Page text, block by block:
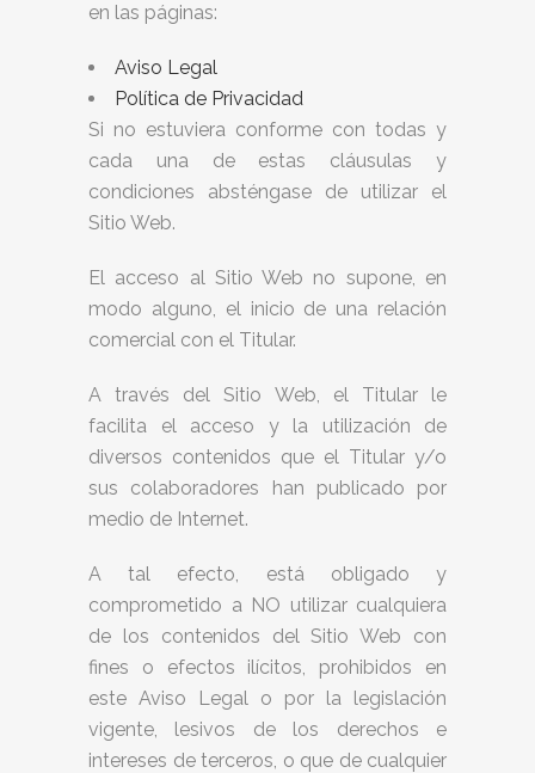
en las páginas:
Aviso Legal
Política de Privacidad
Si no estuviera conforme con todas y
cada una de estas cláusulas y
condiciones absténgase de utilizar el
Sitio Web.
El acceso al Sitio Web no supone, en
modo alguno, el inicio de una relación
comercial con el Titular.
A través del Sitio Web, el Titular le
facilita el acceso y la utilización de
diversos contenidos que el Titular y/o
sus colaboradores han publicado por
medio de Internet.
A tal efecto, está obligado y
comprometido a NO utilizar cualquiera
de los contenidos del Sitio Web con
fines o efectos ilícitos, prohibidos en
este Aviso Legal o por la legislación
vigente, lesivos de los derechos e
intereses de terceros, o que de cualquier